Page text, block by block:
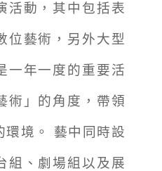
活動，其中包括表
位藝術，另外大型
一年一度的重要活
術」的角度，帶領
環境。 藝中同時設
組、劇場組以及展